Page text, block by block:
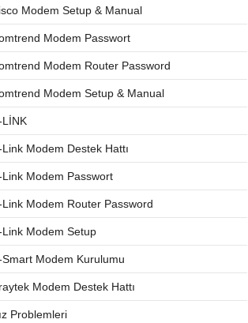
Modem Setup & Manual
Modem Passwort
Modem Router Password
Modem Setup & Manual
LİNK
Link Modem Destek Hattı
Link Modem Passwort
Link Modem Router Password
Link Modem Setup
Smart Modem Kurulumu
Modem Destek Hattı
Problemleri